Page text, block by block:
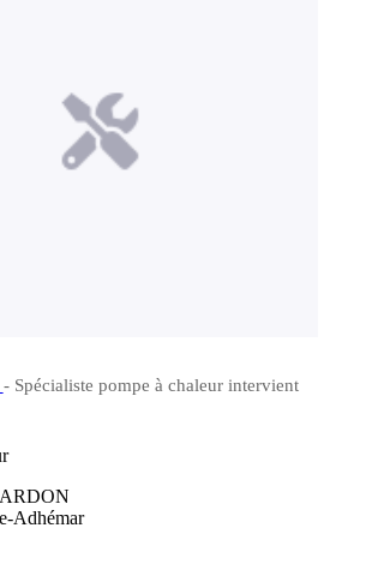
- Spécialiste pompe à chaleur intervient
Adhémar